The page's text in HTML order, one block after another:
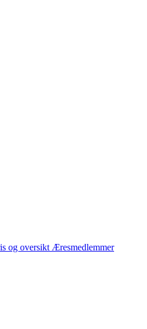
og oversikt Æresmedlemmer